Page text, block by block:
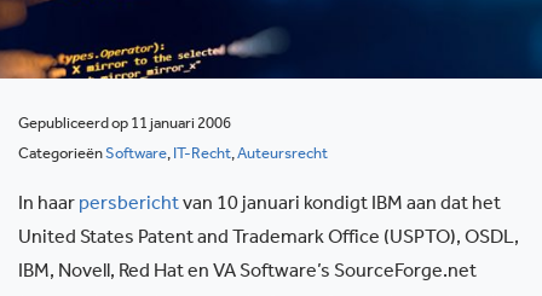
Gepubliceerd op 11 januari 2006
CategorieënSoftware, IT-Recht,Auteursrecht
In haar persberichtvan 10 januari kondigt IBM aan dat het
United States Patent and Trademark Office (USPTO), OSDL,
IBM, Novell, Red Hat en VA Software’s SourceForge.net